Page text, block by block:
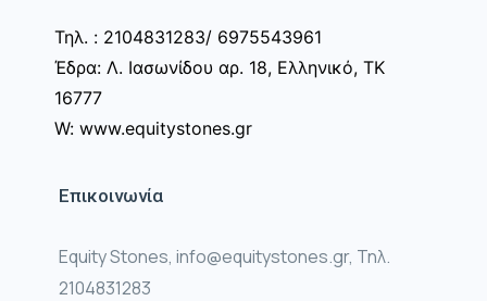
Τηλ. : 2104831283/ 6975543961
Έδρα: Λ. Ιασωνίδου αρ. 18, Ελληνικό, ΤΚ
16777
W: www.equitystones.gr
Επικοινωνία
Equity Stones, info@equitystones.gr, Τηλ.
2104831283